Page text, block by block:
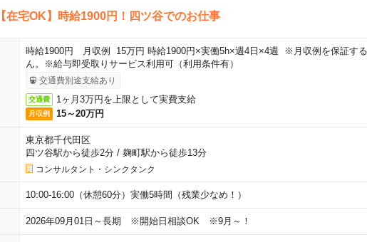
【在宅OK】時給1900円！四ツ谷でのお仕事
時給1900円 月収例 15万円 時給1900円×実働5h×週4日×4週 ※月収例を保証す
ん。※給与即受取りサービス利用可（利用条件有）
交通費別途支給あり
交通費 1ヶ月3万円を上限として実費支給
月収例 15～20万円
東京都千代田区
四ツ谷駅から徒歩2分/ 麹町駅から徒歩13分
コンサルタント・シンクタンク
10:00-16:00（休憩60分）実働5時間（残業少なめ！）
2026年09月01日～長期 ※開始日相談OK ※9月～！